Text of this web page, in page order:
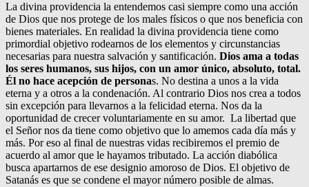
La divina providencia la entendemos casi siempre como una acción
de Dios que nos protege de los males físicos o que nos beneficia con
bienes materiales. En realidad la divina providencia tiene como
primordial objetivo rodearnos de los elementos y circunstancias
necesarias para nuestra salvación y santificación. Dios ama a todas
los seres humanos, sus hijos, con un amor único, absoluto, total.
Él no hace acepción de personas. No destina a unos a la vida
eterna y a otros a la condenación. Al contrario Dios nos crea a todos
sin excepción para llevarnos a la felicidad eterna. Nos da la
oportunidad de crecer voluntariamente en su amor. La libertad que
el Señor nos da tiene como objetivo que lo amemos cada día más y
más. Por eso al final de nuestras vidas recibiremos el premio de
acuerdo al amor que le hayamos tributado. La acción diabólica
busca apartarnos de ese designio amoroso de Dios. El objetivo de
Satanás es que se condene el mayor número posible de almas.